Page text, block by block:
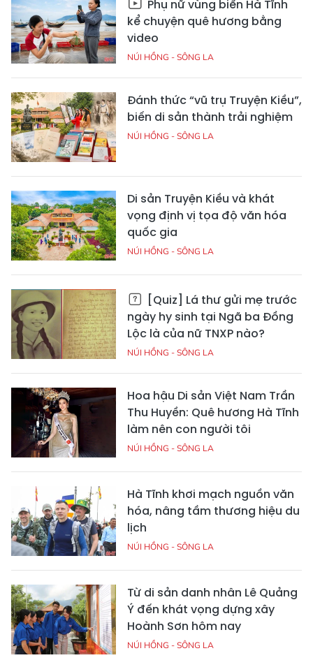
Phụ nữ vùng biển Hà Tĩnh
kể chuyện quê hương bằng
video
NÚI HỒNG - SÔNG LA
Đánh thức “vũ trụ Truyện Kiều”,
biến di sản thành trải nghiệm
NÚI HỒNG - SÔNG LA
Di sản Truyện Kiều và khát
vọng định vị tọa độ văn hóa
quốc gia
NÚI HỒNG - SÔNG LA
[Quiz] Lá thư gửi mẹ trước
ngày hy sinh tại Ngã ba Đồng
Lộc là của nữ TNXP nào?
NÚI HỒNG - SÔNG LA
Hoa hậu Di sản Việt Nam Trần
Thu Huyền: Quê hương Hà Tĩnh
làm nên con người tôi
NÚI HỒNG - SÔNG LA
Hà Tĩnh khơi mạch nguồn văn
hóa, nâng tầm thương hiệu du
lịch
NÚI HỒNG - SÔNG LA
Từ di sản danh nhân Lê Quảng
Ý đến khát vọng dựng xây
Hoành Sơn hôm nay
NÚI HỒNG - SÔNG LA